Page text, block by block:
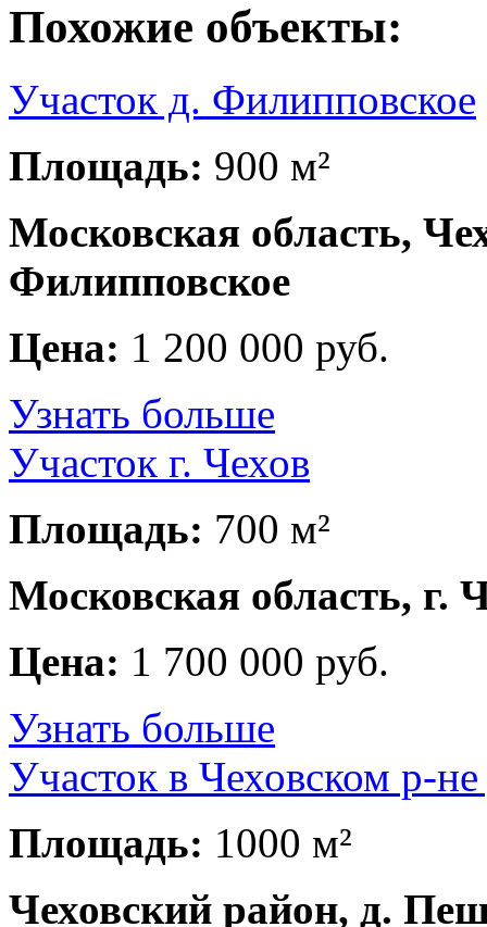
Похожие объекты:
Участок д. Филипповское
Площадь: 900 м²
Московская область,
Филипповское
Цена: 1 200 000 руб.
Узнать больше
Участок г. Чехов
Площадь: 700 м²
Московская область, г.
Цена: 1 700 000 руб.
Узнать больше
Участок в Чеховском р-
Площадь: 1000 м²
Чеховский район, д.